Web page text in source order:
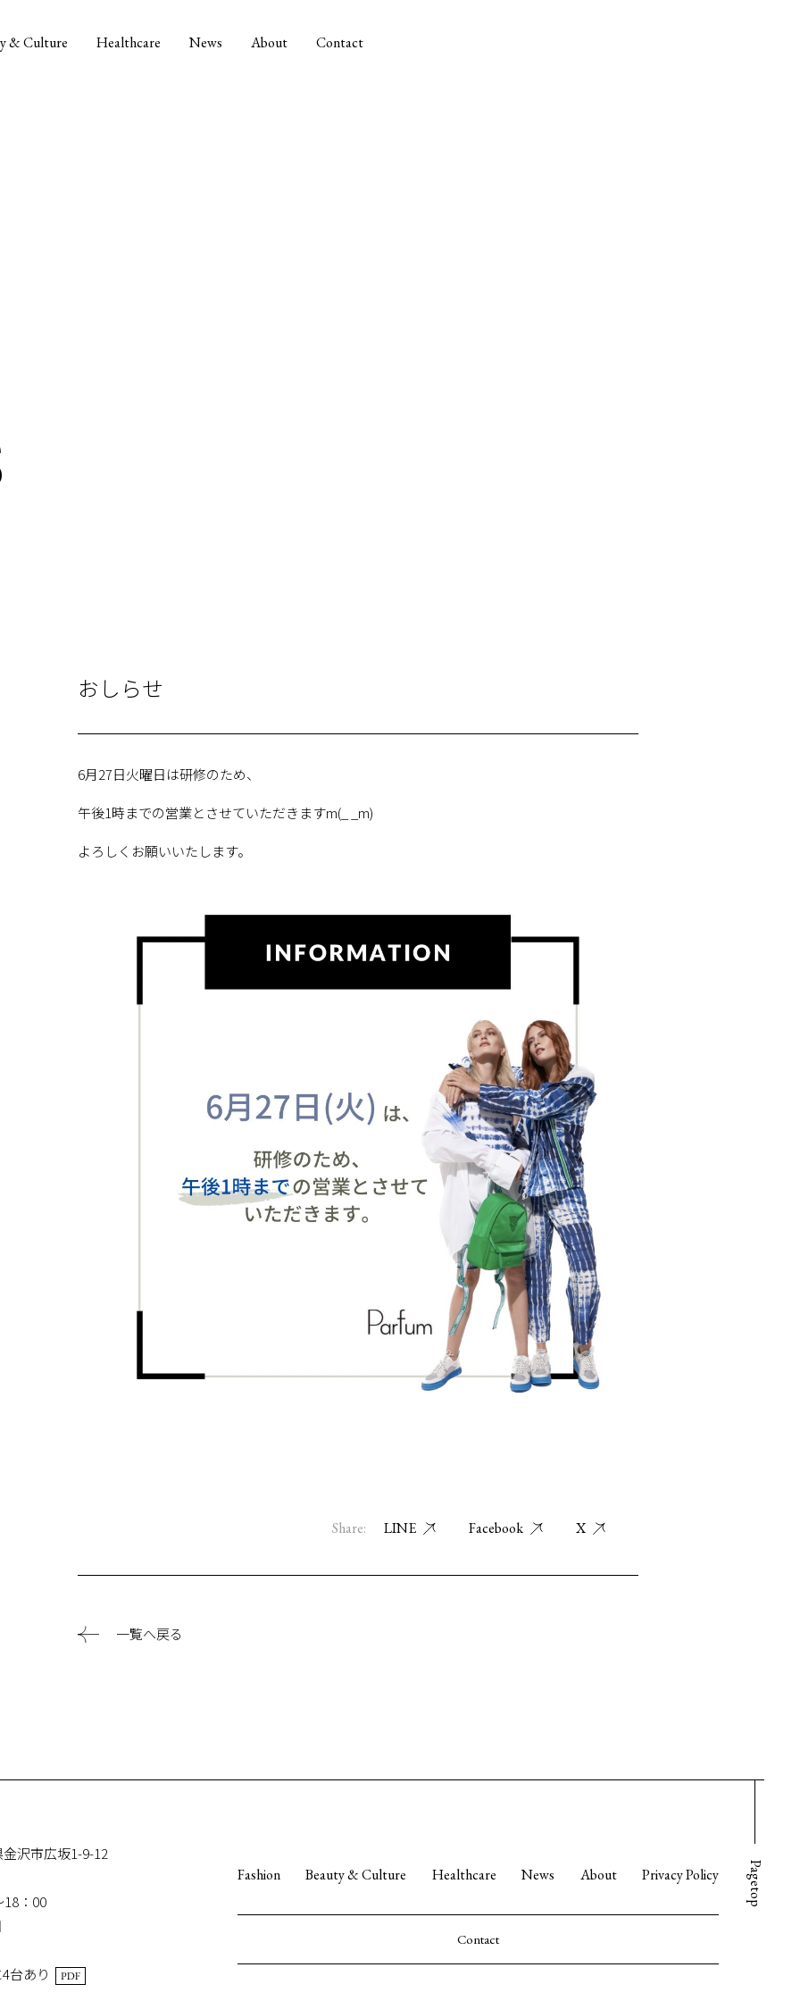
& Culture Healthcare News About Contact
おしらせ
6月27日火曜日は研修のため、
午後1時までの営業とさせていただきますm(_ _m)
よろしくお願いいたします。
Share: LINE Facebook X
一覧へ戻る
Pagetop
Fashion Beauty & Culture Healthcare News About Privacy Policy
Contact
沢市広坂1-9-12
：00
台あり